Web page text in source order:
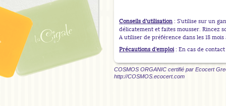
Conseils d’utilisation : S’utilise sur un
délicatement et faites mousser. Rincez
A utiliser de préférence dans les 18
Précautions d’emploi: En cas de contact
COSMOS ORGANIC certifié par Ecocert
http://COSMOS.ecocert.com